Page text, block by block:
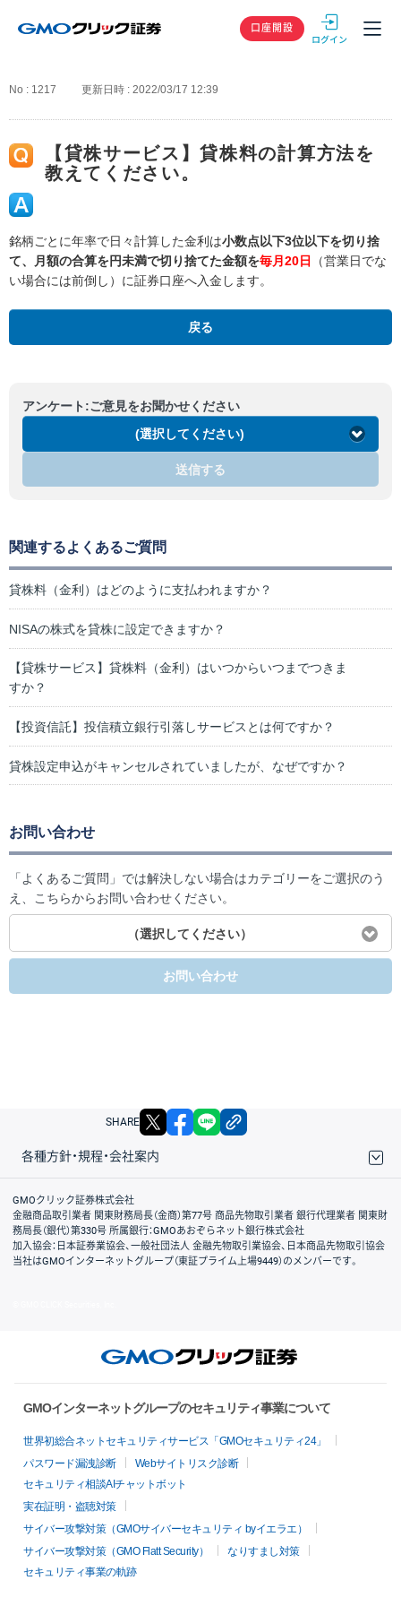
GMOクリック
口座開設
No : 1217 更新日時 : 2022/03/17 12:39
【貸株サービス】貸株料の計算方法を
教えてください。
銘柄ごとに年率で日々計算した金利は小数点以下3位以下を切り捨
て、月額の合算を円未満で切り捨てた金額を毎月20日
（営業日でな
い場合には前倒し）に証券口座へ入金します。
戻る
アンケート:ご意見をお聞かせください
(選択してください)
送信する
関連するよくあるご質問
貸株料（金利）はどのように支払われますか？
NISAの株式を貸株に設定できますか？
【貸株サービス】貸株料（金利）はいつからいつまでつきま
すか？
【投資信託】投信積立銀行引落しサービスとは何ですか？
貸株設定申込がキャンセルされていましたが、なぜですか？
お問い合わせ
「よくあるご質問」では解決しない場合はカテゴリーをご選択のう
え、こちらからお問い合わせください。
（選択してください）
お問い合わせ
SHARE X facebook
各種方針・規程・会社案内
取引規程・約款
サイトマップ
その他のご案内
個人情報保護方針
最良執行方針
サイトのご利用について
ディスクレイマー
信託保全
リスク説明
会社案内
GMOクリック証券株式会社
金融商品取引業者 関東財務局長（金商）第77号 商品先物取引業者 銀行代理業者 関東財
務局長（銀代）第330号 所属銀行：GMOあおぞらネット銀行株式会社
加入協会：日本証券業協会、一般社団法人 金融先物取引業協会、日本商品先物取引協会
当社はGMOインターネットグループ（東証プライム上場9449）のメンバーです。
GMOインターネットグループのセキュリティ事業について
世界初総合ネットセキュリティサービス「GMOセキュリティ24」
パスワード漏洩診断
Webサイトリスク診断
セキュリティ相談AIチャットボット
実在証明・盗聴対策
サイバー攻撃対策（GMOサイバーセキュリティ byイエラエ）
サイバー攻撃対策（GMO Flatt Security）
なりすまし対策
セキュリティ事業の軌跡